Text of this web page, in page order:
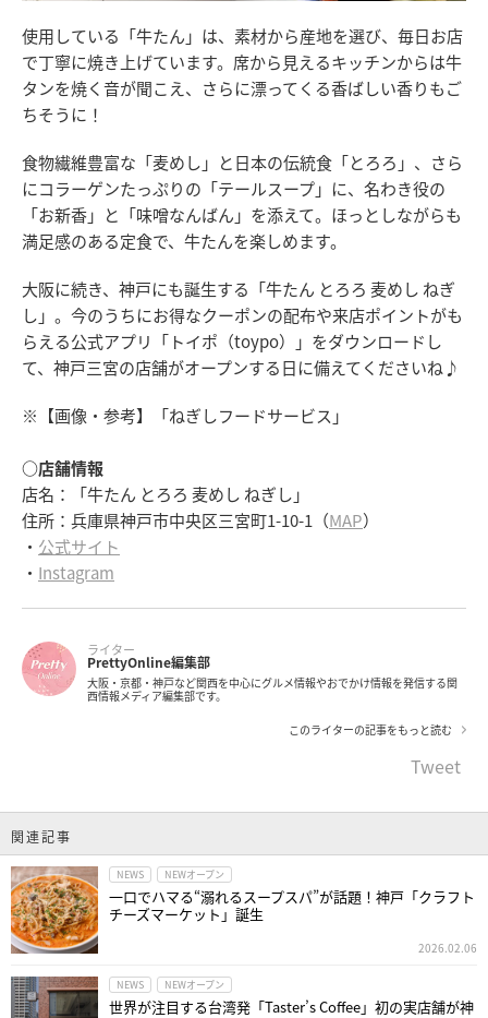
使用している「牛たん」は、素材から産地を選び、毎日お店
で丁寧に焼き上げています。席から見えるキッチンからは牛
タンを焼く音が聞こえ、さらに漂ってくる香ばしい香りもご
ちそうに！
食物繊維豊富な「麦めし」と日本の伝統食「とろろ」、さら
にコラーゲンたっぷりの「テールスープ」に、名わき役の
「お新香」と「味噌なんばん」を添えて。ほっとしながらも
満足感のある定食で、牛たんを楽しめます。
大阪に続き、神戸にも誕生する「牛たん とろろ 麦めし ねぎ
し」。今のうちにお得なクーポンの配布や来店ポイントがも
らえる公式アプリ「トイポ（toypo）」をダウンロードし
て、神戸三宮の店舗がオープンする日に備えてくださいね♪
※【画像・参考】「ねぎしフードサービス」
○店舗情報
店名：「牛たん とろろ 麦めし ねぎし」
住所：兵庫県神戸市中央区三宮町1-10-1（MAP）
・ 公式サイト
・ Instagram
ライター
PrettyOnline編集部
大阪・京都・神戸など関西を中心にグルメ情報やおでかけ情報を発信する関
西情報メディア編集部です。
このライターの記事をもっと読む
Tweet
関連記事
NEWS NEWオープン
一口でハマる“溺れるスープスパ”が話題！神戸「クラフト
チーズマーケット」誕生
2026.02.06
NEWS NEWオープン
世界が注目する台湾発「Taster’s Coffee」初の実店舗が神